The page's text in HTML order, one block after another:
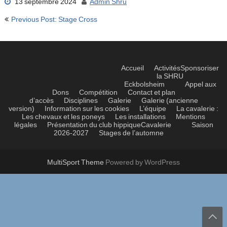
13 septembre 2024 Admin Shru
Navigation
l’article
Previous Post: Stage Cross
Accueil ActivitésSponsoriser
la SHRU
Eckbolsheim
Appel aux
Dons
Compétition
Contact et plan
d’accès
Disciplines Galerie
Galerie (ancienne
version)
Information sur les cookies L’équipe
La cavalerie :
Les chevaux et les poneys
Les installations
Mentions
légales
Présentation du club hippiqueCavalerie
Saison
2026-2027
Stages de l’automne
MultiSport Theme Powered by WordPress